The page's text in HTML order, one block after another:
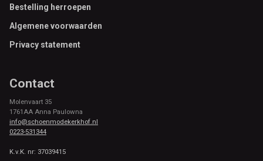
Footer
Bestelling herroepen
Algemene voorwaarden
Privacy statement
Contact
Molenvaart 35
1761AA Anna Paulowna
info@schoenmodekerkhof.nl
0223-531344
K.v.K. nr: 37039415